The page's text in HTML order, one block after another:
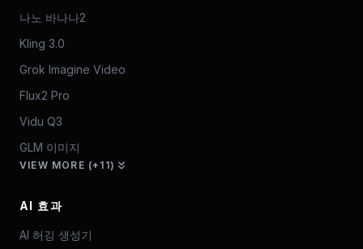
나노 바나나2
Kling 3.0
Grok Imagine Video
Flux2 Pro
Vidu Q3
GLM 이미지
VIEW MORE (+11)
AI 효과
AI 허깅 생성기